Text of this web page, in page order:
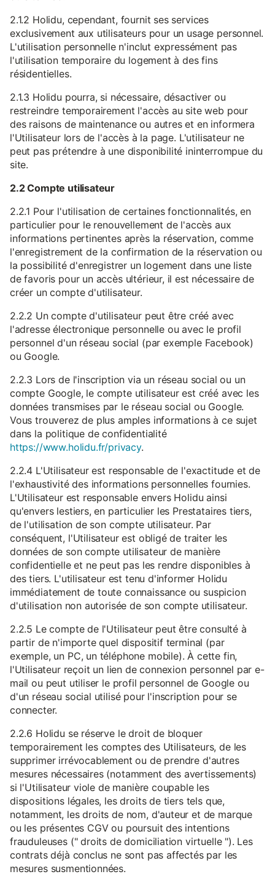
2.1.2 Holidu, cependant, fournit ses services
exclusivement aux utilisateurs pour un usage personnel.
L'utilisation personnelle n'inclut expressément pas
l'utilisation temporaire du logement à des fins
résidentielles.
2.1.3 Holidu pourra, si nécessaire, désactiver ou
restreindre temporairement l'accès au site web pour
des raisons de maintenance ou autres et en informera
l'Utilisateur lors de l'accès à la page. L'utilisateur ne
peut pas prétendre à une disponibilité ininterrompue du
site.
2.2 Compte utilisateur
2.2.1 Pour l'utilisation de certaines fonctionnalités, en
particulier pour le renouvellement de l'accès aux
informations pertinentes après la réservation, comme
l'enregistrement de la confirmation de la réservation ou
la possibilité d'enregistrer un logement dans une liste
de favoris pour un accès ultérieur, il est nécessaire de
créer un compte d'utilisateur.
2.2.2 Un compte d'utilisateur peut être créé avec
l'adresse électronique personnelle ou avec le profil
personnel d'un réseau social (par exemple Facebook)
ou Google.
2.2.3 Lors de l'inscription via un réseau social ou un
compte Google, le compte utilisateur est créé avec les
données transmises par le réseau social ou Google.
Vous trouverez de plus amples informations à ce sujet
dans la politique de confidentialité
https://www.holidu.fr/privacy.
2.2.4 L'Utilisateur est responsable de l'exactitude et de
l'exhaustivité des informations personnelles fournies.
L'Utilisateur est responsable envers Holidu ainsi
qu'envers lestiers, en particulier les Prestataires tiers,
de l'utilisation de son compte utilisateur. Par
conséquent, l'Utilisateur est obligé de traiter les
données de son compte utilisateur de manière
confidentielle et ne peut pas les rendre disponibles à
des tiers. L'utilisateur est tenu d'informer Holidu
immédiatement de toute connaissance ou suspicion
d'utilisation non autorisée de son compte utilisateur.
2.2.5 Le compte de l'Utilisateur peut être consulté à
partir de n'importe quel dispositif terminal (par
exemple, un PC, un téléphone mobile). À cette fin,
l'Utilisateur reçoit un lien de connexion personnel par e-
mail ou peut utiliser le profil personnel de Google ou
d'un réseau social utilisé pour l'inscription pour se
connecter.
2.2.6 Holidu se réserve le droit de bloquer
temporairement les comptes des Utilisateurs, de les
supprimer irrévocablement ou de prendre d'autres
mesures nécessaires (notamment des avertissements)
si l'Utilisateur viole de manière coupable les
dispositions légales, les droits de tiers tels que,
notamment, les droits de nom, d'auteur et de marque
ou les présentes CGV ou poursuit des intentions
frauduleuses (" droits de domiciliation virtuelle "). Les
contrats déjà conclus ne sont pas affectés par les
mesures susmentionnées.